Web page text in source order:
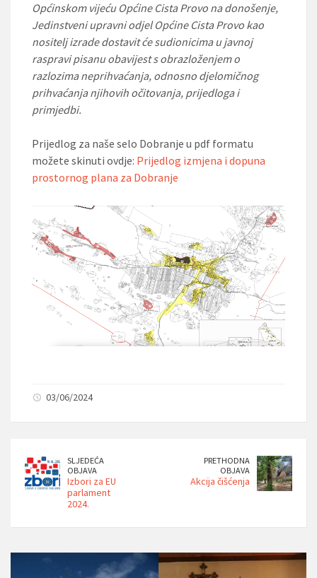
Općinskom vijeću Općine Cista Provo na donošenje,
Jedinstveni upravni odjel Općine Cista Provo kao
nositelj izrade dostavit će sudionicima u javnoj
raspravi pisanu obavijest s obrazloženjem o
razlozima neprihvaćanja, odnosno djelomičnog
prihvaćanja njihovih očitovanja, prijedloga i
primjedbi.
Prijedlog za naše selo Dobranje u pdf formatu
možete skinuti ovdje: Prijedlog izmjena i dopuna
prostornog plana za Dobranje
03/06/2024
SLJEDEĆA
OBJAVA
Izbori za EU
parlament
2024.
PRETHODNA
OBJAVA
Akcija čišćenja